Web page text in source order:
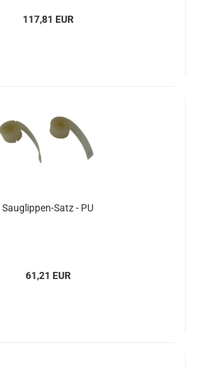
117,81 EUR
Sauglippen-Satz - PU
61,21 EUR